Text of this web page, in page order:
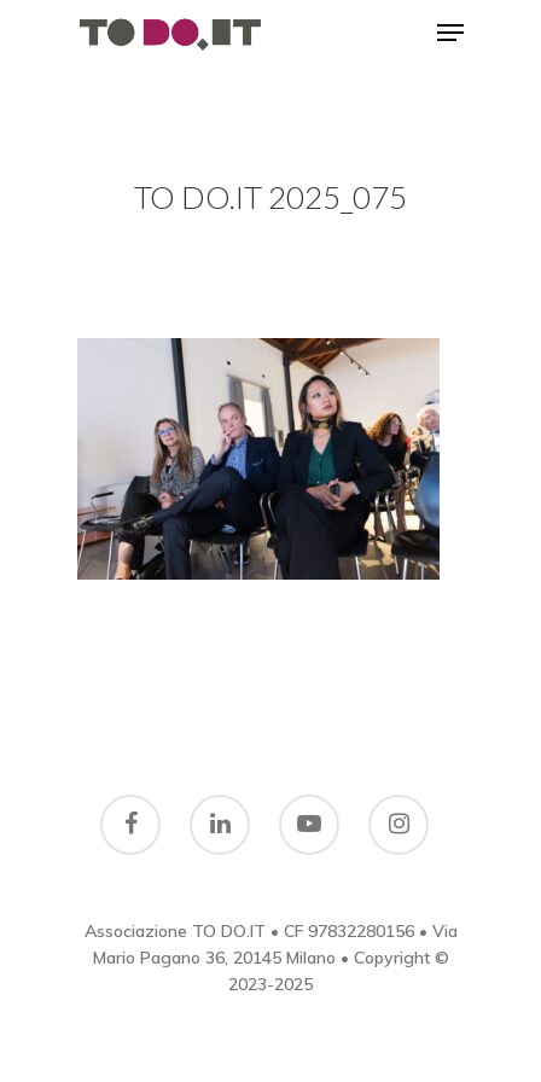
TO DO.IT 2025_075
Associazione TO DO.IT • CF 97832280156 • Via
Mario Pagano 36, 20145 Milano • Copyright ©
2023-2025
Home
Associazione
Come Associarsi
Cosa Facciamo
Aree Di Attività
Award
Award 2026
Award 2025
Blog & News
Podcast